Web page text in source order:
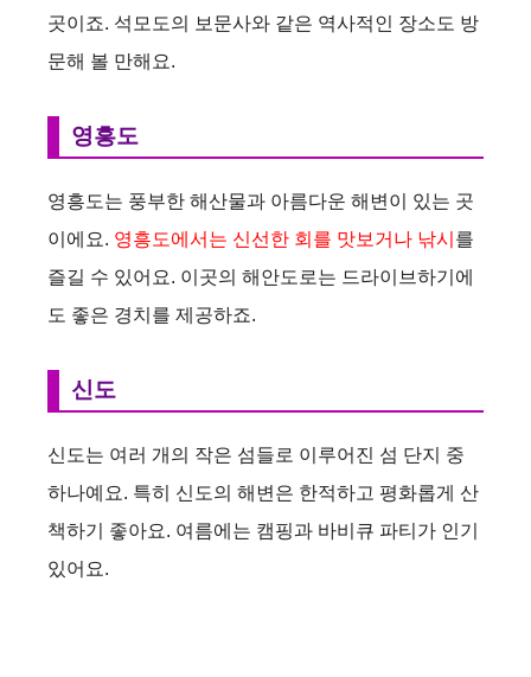
곳이죠. 석모도의 보문사와 같은 역사적인 장소도 방
문해 볼 만해요.
영흥도
영흥도는 풍부한 해산물과 아름다운 해변이 있는 곳
이에요. 영흥도에서는 신선한 회를 맛보거나 낚시 를
즐길 수 있어요. 이곳의 해안도로는 드라이브하기에
도 좋은 경치를 제공하죠.
신도
신도는 여러 개의 작은 섬들로 이루어진 섬 단지 중
하나예요. 특히 신도의 해변은 한적하고 평화롭게 산
책하기 좋아요. 여름에는 캠핑과 바비큐 파티가 인기
있어요.